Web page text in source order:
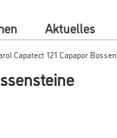
Aktuelles
Capatect 121 Capapor